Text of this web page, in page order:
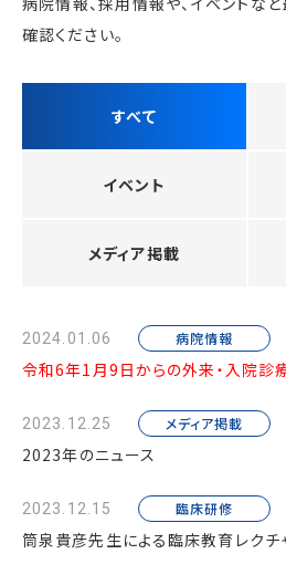
確認ください。
すべて
イベント
メディア掲載
2024.01.06 病院情報
令和6年1月9日からの外来・入院診
2023.12.25 メディア掲載
2023年のニュース
2023.12.15 臨床研修
筒泉貴彦先生による臨床教育レクチ